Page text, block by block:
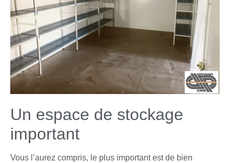
Un espace de stockage
important
Vous l’aurez compris, le plus important est de bien